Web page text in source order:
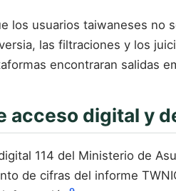
los usuarios taiwaneses no
las filtraciones y los
encontraran salidas
acceso digital y
114 del Ministerio de
de cifras del informe